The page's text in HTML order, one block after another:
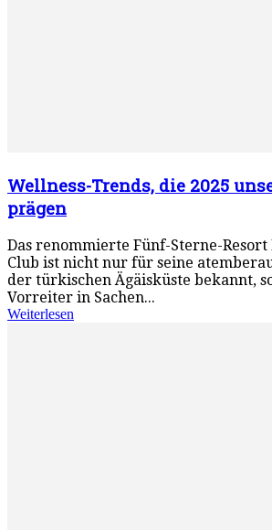
Wellness-Trends, die 2025
prägen
Das renommierte Fünf-Sterne-Resort
Club ist nicht nur für seine
der türkischen Ägäisküste bekannt,
Vorreiter in Sachen...
Weiterlesen